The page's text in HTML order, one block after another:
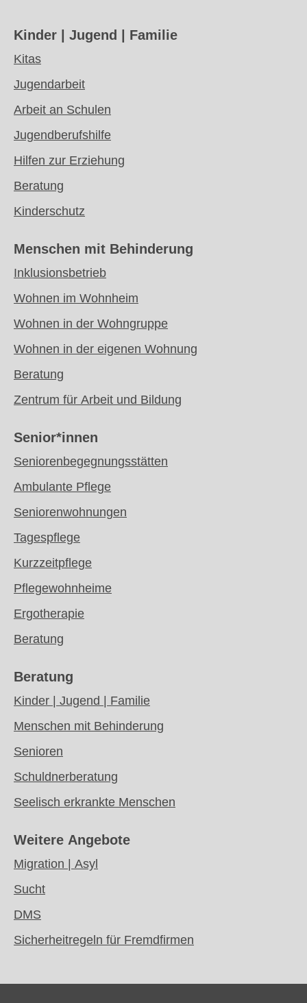
Kinder | Jugend | Familie
Kitas
Jugendarbeit
Arbeit an Schulen
Jugendberufshilfe
Hilfen zur Erziehung
Beratung
Kinderschutz
Menschen mit Behinderung
Inklusionsbetrieb
Wohnen im Wohnheim
Wohnen in der Wohngruppe
Wohnen in der eigenen Wohnung
Beratung
Zentrum für Arbeit und Bildung
Senior*innen
Seniorenbegegnungsstätten
Ambulante Pflege
Seniorenwohnungen
Tagespflege
Kurzzeitpflege
Pflegewohnheime
Ergotherapie
Beratung
Beratung
Kinder | Jugend | Familie
Menschen mit Behinderung
Senioren
Schuldnerberatung
Seelisch erkrankte Menschen
Weitere Angebote
Migration | Asyl
Sucht
DMS
Sicherheitregeln für Fremdfirmen